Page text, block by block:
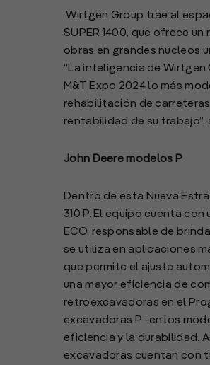
Wirtgen Group trae al
SUPER 1400, que ofrece
obras en grandes núcleos
“La inteligencia de
M&T Expo 2024 lo más
rehabilitación de
rentabilidad de su
John Deere modelos P
Dentro de esta Nueva
310 P. El equipo cuenta
ECO, responsable de
se utiliza en aplicaciones
que permite el ajuste
una mayor eficiencia de
retroexcavadoras en el
excavadoras P -en los
eficiencia y la durabilidad.
excavadoras cuentan con